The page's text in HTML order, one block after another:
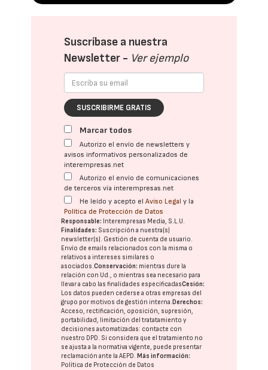
Suscríbase a nuestra
Newsletter - Ver ejemplo
SUSCRIBIRME GRATIS
Marcar todos
Autorizo el envío de newsletters y
avisos informativos personalizados de
interempresas.net
Autorizo el envío de comunicaciones
de terceros vía interempresas.net
He leído y acepto elAviso Legal y la
Política de Protección de Datos
Responsable: Interempresas Media, S.L.U.
Finalidades: Suscripción a nuestra(s)
newsletter(s). Gestión de cuenta de usuario.
Envío de emails relacionados con la misma o
relativos a intereses similares o
asociados.Conservación: mientras dure la
relación con Ud., o mientras sea necesario para
llevar a cabo las finalidades especificadasCesión:
Los datos pueden cederse a otras empresas del
grupo por motivos de gestión interna. Derechos:
Acceso, rectificación, oposición, supresión,
portabilidad, limitación del tratatamiento y
decisiones automatizadas: contacte con
nuestro DPD. Si considera que el tratamiento no
se ajusta a la normativa vigente, puede presentar
reclamación ante laAEPD. Más información:
Política de Protección de Datos